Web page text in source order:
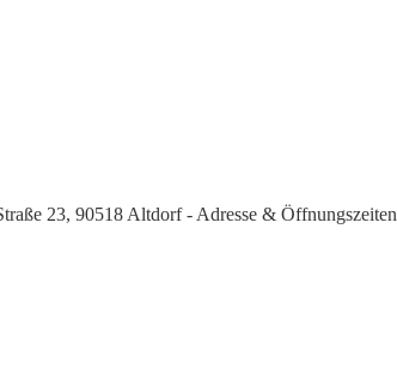
23, 90518 Altdorf - Adresse & Öffnungszeiten